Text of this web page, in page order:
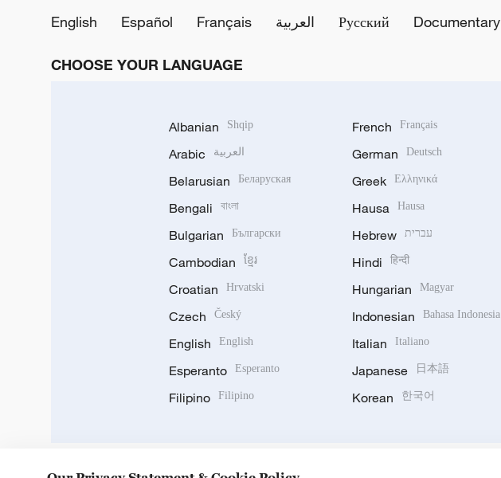
English
Español Français العربية Русский Documentary
CHOOSE YOUR LANGUAGE
Albanian Shqip
Arabic العربية
Belarusian Беларуская
Bengali বাংলা
Bulgarian Български
Cambodian ខ្មែរ
Croatian Hrvatski
Czech Český
English English
Esperanto Esperanto
Filipino Filipino
French Français
German Deutsch
Greek Ελληνικά
Hausa Hausa
Hebrew עברית
Hindi हिन्दी
Hungarian Magyar
Indonesian Bahasa Indonesia
Italian Italiano
Japanese 日本語
Korean 한국어